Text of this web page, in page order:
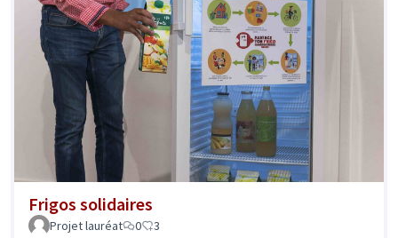
Frigos solidaires
Projet lauréat 0 3